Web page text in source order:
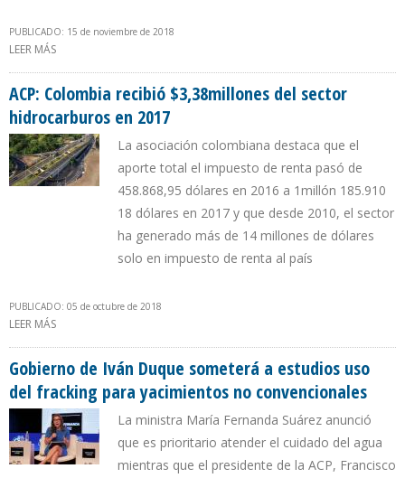
PUBLICADO: 15 de noviembre de 2018
LEER MÁS
COLOMBIA”
ACP: Colombia recibió $3,38millones del sector
hidrocarburos en 2017
La asociación colombiana destaca que el
aporte total el impuesto de renta pasó de
458.868,95 dólares en 2016 a 1millón 185.910
18 dólares en 2017 y que desde 2010, el sector
ha generado más de 14 millones de dólares
solo en impuesto de renta al país
PUBLICADO: 05 de octubre de 2018
LEER MÁS
Gobierno de Iván Duque someterá a estudios uso
del fracking para yacimientos no convencionales
La ministra María Fernanda Suárez anunció
que es prioritario atender el cuidado del agua
mientras que el presidente de la ACP, Francisco